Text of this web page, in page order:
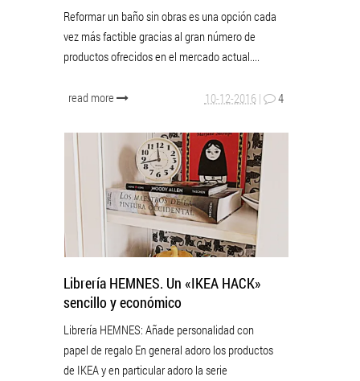
Reformar un baño sin obras es una opción cada
vez más factible gracias al gran número de
productos ofrecidos en el mercado actual....
read more 10-12-2016 | 4
Librería HEMNES. Un «IKEA HACK»
sencillo y económico
Librería HEMNES: Añade personalidad con
papel de regalo En general adoro los productos
de IKEA y en particular adoro la serie